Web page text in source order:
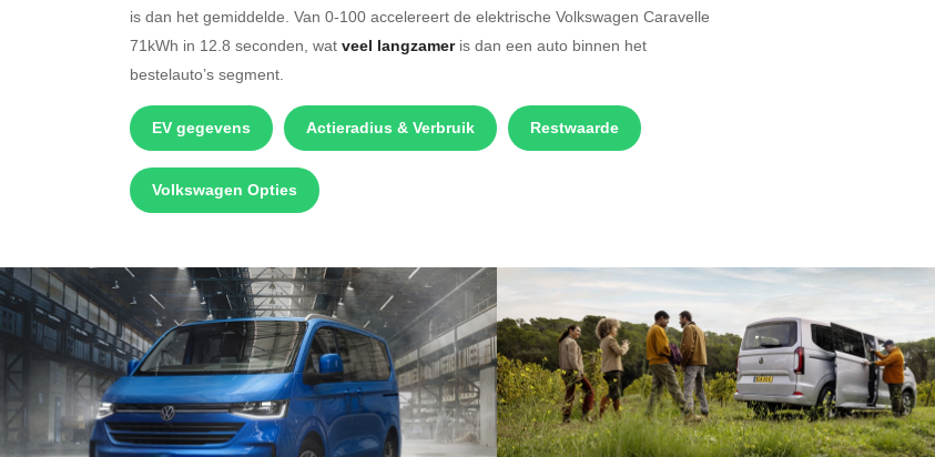
is dan het gemiddelde. Van 0-100 accelereert de elektrische Volkswagen Caravelle
71kWh in 12.8 seconden, wat veel langzameris dan een auto binnen het
bestelauto’s segment.
EV gegevens Actieradius & Verbruik Restwaarde
Volkswagen Opties